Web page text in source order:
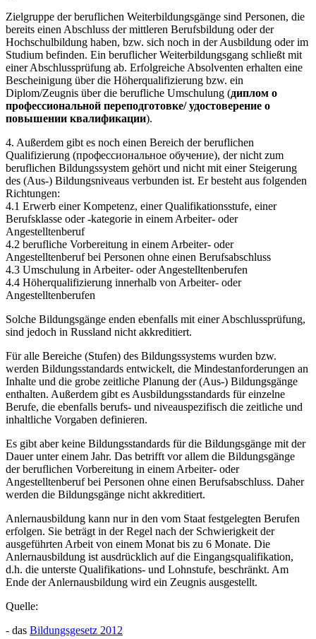
Zielgruppe der beruflichen Weiterbildungsgänge sind Personen, die
bereits einen Abschluss der mittleren Berufsbildung oder der
Hochschulbildung haben, bzw. sich noch in der Ausbildung oder im
Studium befinden. Ein beruflicher Weiterbildungsgang schließt mit
einer Abschlussprüfung ab. Erfolgreiche Absolventen erhalten eine
Bescheinigung über die Höherqualifizierung bzw. ein
Diplom/Zeugnis über die berufliche Umschulung (диплом о
профессиональной переподготовке/ удостоверение о
повышении квалификации).
4. Außerdem gibt es noch einen Bereich der beruflichen
Qualifizierung (профессиональное обучение), der nicht zum
beruflichen Bildungssystem gehört und nicht mit einer Steigerung
des (Aus-) Bildungsniveaus verbunden ist. Er besteht aus folgenden
Richtungen:
4.1 Erwerb einer Kompetenz, einer Qualifikationsstufe, einer
Berufsklasse oder -kategorie in einem Arbeiter- oder
Angestelltenberuf
4.2 berufliche Vorbereitung in einem Arbeiter- oder
Angestelltenberuf bei Personen ohne einen Berufsabschluss
4.3 Umschulung in Arbeiter- oder Angestelltenberufen
4.4 Höherqualifizierung innerhalb von Arbeiter- oder
Angestelltenberufen
Solche Bildungsgänge enden ebenfalls mit einer Abschlussprüfung,
sind jedoch in Russland nicht akkreditiert.
Für alle Bereiche (Stufen) des Bildungssystems wurden bzw.
werden Bildungsstandards entwickelt, die Mindestanforderungen an
Inhalte und die grobe zeitliche Planung der (Aus-) Bildungsgänge
enthalten. Außerdem gibt es Ausbildungsstandards für einzelne
Berufe, die ebenfalls berufs- und niveauspezifisch die zeitliche und
inhaltliche Vorgaben definieren.
Es gibt aber keine Bildungsstandards für die Bildungsgänge mit der
Dauer unter einem Jahr. Das betrifft vor allem die Bildungsgänge
der beruflichen Vorbereitung in einem Arbeiter- oder
Angestelltenberuf bei Personen ohne einen Berufsabschluss. Daher
werden die Bildungsgänge nicht akkreditiert.
Anlernausbildung kann nur in den vom Staat festgelegten Berufen
erfolgen. Sie beträgt in der Regel nach der Schwierigkeit der
ausgeführten Arbeit von einem Monat bis zu 6 Monate. Die
Anlernausbildung ist ausdrücklich auf die Eingangsqualifikation,
d.h. die unterste Qualifikations- und Lohnstufe, beschränkt. Am
Ende der Anlernausbildung wird ein Zeugnis ausgestellt.
Quelle:
- das Bildungsgesetz 2012